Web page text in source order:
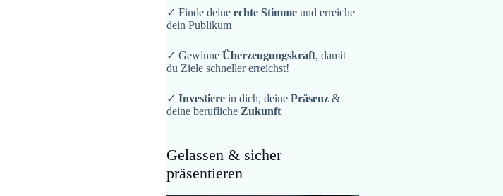
✓ Finde deineechte Stimme und erreiche
dein Publikum
✓ GewinneÜberzeugungskraft, damit
du Ziele schneller erreichst!
✓Investiere in dich, deinePräsenz &
deine berufliche Zukunft
Gelassen & sicher
präsentieren